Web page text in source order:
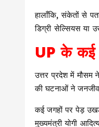
हालाँकि, संकेतों से
डिग्री सेल्सियस या
UP के कई
उत्तर प्रदेश में मौसम
की घटनाओं ने
कई जगहों पर पेड़
मुख्यमंत्री योगी